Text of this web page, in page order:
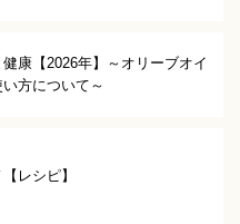
康【2026年】～オリーブオイ
方について～
レシピ】